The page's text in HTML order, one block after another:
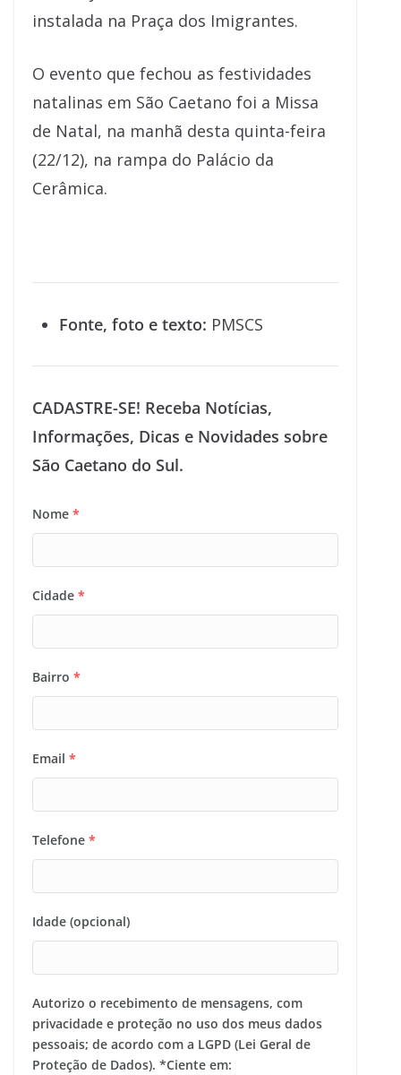
instalada na Praça dos Imigrantes.
O evento que fechou as festividades
natalinas em São Caetano foi a Missa
de Natal, na manhã desta quinta-feira
(22/12), na rampa do Palácio da
Cerâmica.
Fonte, foto e texto: PMSCS
CADASTRE-SE! Receba Notícias,
Informações, Dicas e Novidades sobre
São Caetano do Sul.
Nome *
Cidade *
Bairro *
Email *
Telefone *
Idade (opcional)
Autorizo o recebimento de mensagens, com
privacidade e proteção no uso dos meus dados
pessoais; de acordo com a LGPD (Lei Geral de
Proteção de Dados). *Ciente em: